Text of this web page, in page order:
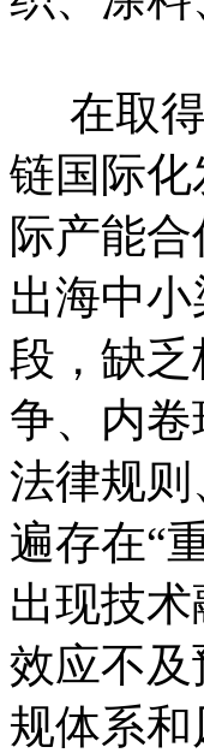
在取得
链国际
际产能
出海中
段，缺
争、内
法律规
遍存在“
出现技
效应不
规体系